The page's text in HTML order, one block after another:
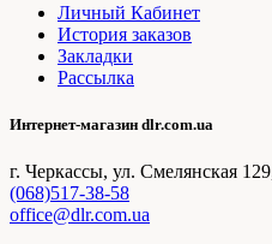
Личный Кабинет
История заказов
Закладки
Рассылка
Интернет-магазин dlr.com.ua
г. Черкассы, ул. Смелянская
(068)517-38-58
office@dlr.com.ua